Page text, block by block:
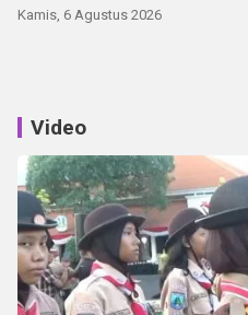
Kamis, 6 Agustus 2026
Video